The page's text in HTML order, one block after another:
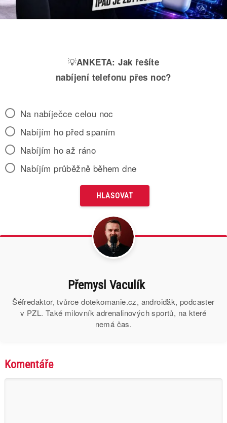
💡ANKETA: Jak řešíte
nabíjení telefonu přes noc?
Na nabíječce celou noc
Nabíjím ho před spaním
Nabíjím ho až ráno
Nabíjím průběžně během dne
Přemysl Vaculík
Šéfredaktor, tvůrce dotekomanie.cz, androiďák, podcaster
v PZL. Také milovník adrenalinových sportů, na které
nemá čas.
Komentáře